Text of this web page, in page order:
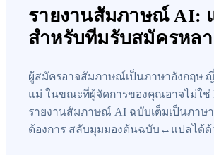
รายงานสัมภาษณ์ AI:
สำหรับทีมรับสมัครหล
ผู้สมัครอาจสัมภาษณ์เป็นภาษาอังกฤษ
แม่ ในขณะที่ผู้จัดการของคุณอาจไม่ใช่
รายงานสัมภาษณ์ AI ฉบับเต็มเป็นภาษ
ต้องการ สลับมุมมองต้นฉบับ↔แปลได้ด้